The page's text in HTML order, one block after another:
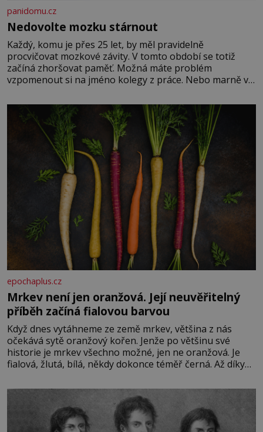
panidomu.cz
Nedovolte mozku stárnout
Každý, komu je přes 25 let, by měl pravidelně
procvičovat mozkové závity. V tomto období se totiž
začíná zhoršovat paměť. Možná máte problém
vzpomenout si na jméno kolegy z práce. Nebo marně v
Je to opravdu tak, s věkem jako kdyby se paměť
rozhodla stávkovat. Cvičte
epochaplus.cz
Mrkev není jen oranžová. Její neuvěřitelný
příběh začíná fialovou barvou
Když dnes vytáhneme ze země mrkev, většina z nás
očekává sytě oranžový kořen. Jenže po většinu své
historie je mrkev všechno možné, jen ne oranžová. Je
fialová, žlutá, bílá, někdy dokonce téměř černá. Až díky
bez které si českou zahradu ani nedokážeme představit.